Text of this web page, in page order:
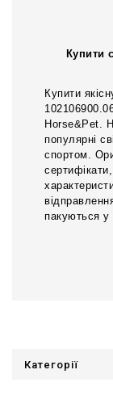
Купити
Купити
Horse&Pet.
популярні
спортом.
пакуються у
Категорії